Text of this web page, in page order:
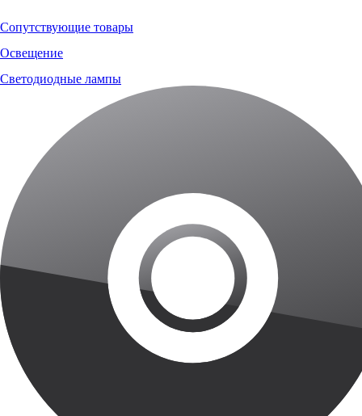
Сопутствующие товары
Освещение
Светодиодные лампы